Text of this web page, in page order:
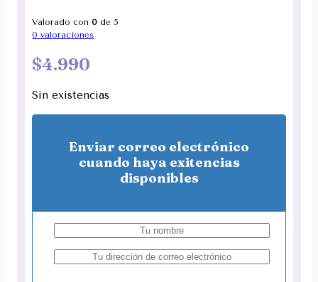
Valorado con0 de 5
0 valoraciones
$4.990
Sin existencias
Enviar correo electrónico
cuando haya exitencias
disponibles